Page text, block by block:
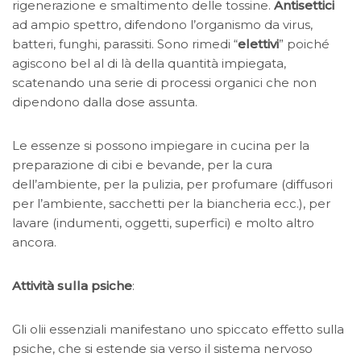
rigenerazione e smaltimento delle tossine. Antisettici
ad ampio spettro, difendono l’organismo da virus,
batteri, funghi, parassiti. Sono rimedi “elettivi” poiché
agiscono bel al di là della quantità impiegata,
scatenando una serie di processi organici che non
dipendono dalla dose assunta.
Le essenze si possono impiegare in cucina per la
preparazione di cibi e bevande, per la cura
dell’ambiente, per la pulizia, per profumare (diffusori
per l’ambiente, sacchetti per la biancheria ecc.), per
lavare (indumenti, oggetti, superfici) e molto altro
ancora.
Attività sulla psiche:
Gli olii essenziali manifestano uno spiccato effetto sulla
psiche, che si estende sia verso il sistema nervoso